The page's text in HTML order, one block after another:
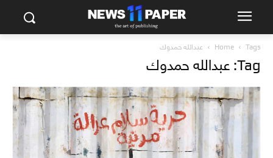
Home Tags عبدالله حمدوك
Tag: عبدالله حمدوك